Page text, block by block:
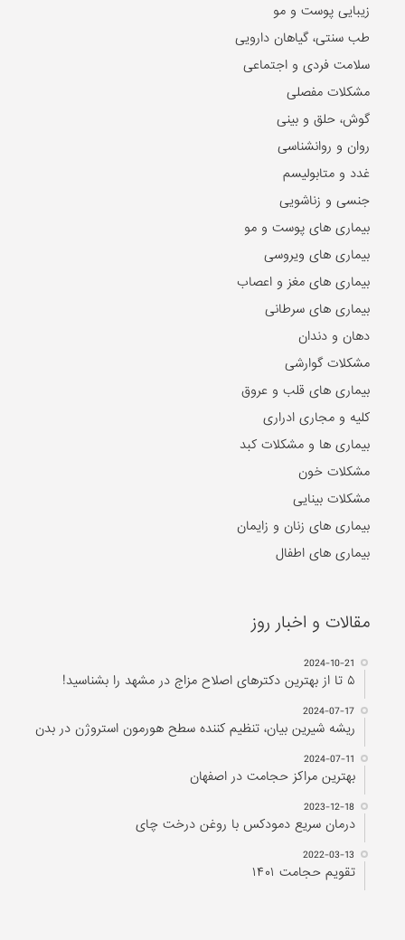
زیبایی پوست و مو
طب سنتی، گیاهان دارویی
سلامت فردی و اجتماعی
مشکلات مفصلی
گوش، حلق و بینی
روان و روانشناسی
غدد و متابولیسم
جنسی و زناشویی
بیماری های پوست و مو
بیماری های ویروسی
بیماری های مغز و اعصاب
بیماری های سرطانی
دهان و دندان
مشکلات گوارشی
بیماری های قلب و عروق
کلیه و مجاری ادراری
بیماری ها و مشکلات کبد
مشکلات خون
مشکلات بینایی
بیماری های زنان و زایمان
بیماری های اطفال
مقالات و اخبار روز
2024-10-21
۵ تا از بهترین دکتر‌های اصلاح مزاج در مشهد را بشناسید!
2024-07-17
ریشه شیرین بیان، تنظیم کننده سطح هورمون استروژن در بدن
2024-07-11
بهترین مراکز حجامت در اصفهان
2023-12-18
درمان سریع دمودکس با روغن درخت چای
2022-03-13
تقویم حجامت ۱۴۰۱